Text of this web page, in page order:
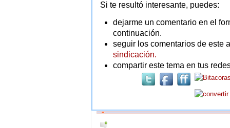
Si te resultó interesante, puedes:
dejarme un comentario en el
continuación.
seguir los comentarios de este
sindicación.
compartir este tema en tus